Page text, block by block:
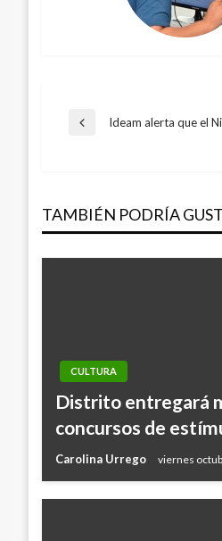
entradas
Entrada
Ideam alerta que el
TAMBIÉN PODRÍA
CULTURA
Distrito entregará
concursos de
Carolina Urrego viernes